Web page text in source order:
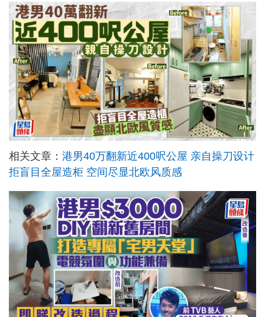
相关文章： 港男40万翻新近400呎公屋 亲自操刀设计
拒盲目全屋造柜 空间尽显北欧风质感